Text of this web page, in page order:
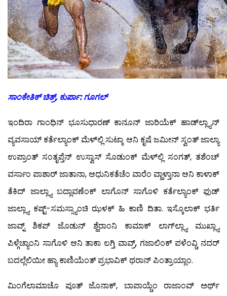
ಸಾಂಕೇತಿಕ್ ಚಿತ್ರ್, ಕುರ್ಪಾ: ಗೂಗಲ್
ಇಂದಿರಾ ಗಾಂಧಿನ್ ಭೂಸುಧಾರಣ್ ಕಾನೂನ್ ಜಾರಿಯೆಕ್ ಹಾಡ್‍ಲ್ಲ್ಯಾನ್
ವ್ಯವಸಾಯ್ ಕರ್ತೆಲ್ಯಾಂಕ್ ಮೆಳ್‍ಲ್ಲಿ ಸುಟ್ಕಾ ಆನಿ ಕೃಷೆ ಜಮೀನ್ ಸ್ವಂತ್ ಜಾಲ್ಯಾ
ಉಪ್ರಾಂತ್ ಸಂತೃಪ್ತೆನ್ ಉಸ್ವಾಸ್ ಸೊಡುಂಕ್ ಮೆಳ್‍ಲ್ಲಿ ಸಂಗತ್, ತಶೆಂಚ್
ವರ್ಸಾಂ ಪಾಶಾರ್ ಜಾತಾನಾ, ಆಧುನಿಕತೆಚೆಂ ವಾರೆಂ ವ್ಹಾಳ್ತಾನಾ ಆನಿ ಕಾಳಾಕ್
ತೆಕಿದ್ ಜಾಲ್ಲ್ಯಾ ಬದ್ಲಾವಣೆಂಕ್ ಲಾಗೊನ್ ಸಾಗೊಳಿ ಕರ್ತೆಲ್ಯಾಂಕ್ ಫುಡ್
ಜಾಲ್ಲ್ಯಾ ಕಷ್ಟ್-ಸಮಸ್ಸ್ಯಾಂಚಿ ಝಳಕ್ ಹಿ ಕಾಣಿ ದಿತಾ. ಇಸ್ಕೊಲಾಕ್ ಭರ್ತಿ
ಜಾವ್ನ್ ಶಿಕಪ್ ಜೊಡುನ್ ಶ್ಹೆರಾಂನಿ ಕಾಮಾಕ್ ಲಾಗ್‍ಲ್ಲ್ಯಾ ಮುಖ್ಲ್ಯಾ
ಪಿಳ್ಗೆಚ್ಯಾಂನಿ ಸಾಗೊಳಿ ಆನಿ ತಾಕಾ ಲಗ್ತಿ ವಾವ್ರ್, ಗಜಾಲಿಂಕ್ ಪಳೆಂವ್ಚಿ ನದರ್
ಬದಲ್ಲೆಲಿಯೀ ಹ್ಯಾ ಕಾಣಿಯೆಂತ್ ಪ್ರಭಾವಿಕ್ ಥರಾನ್ ಪಿಂತ್ರಾಯ್ಲಾಂ.
ಮಿಂಗೆಲಾಮಾಚೊ ಪೂತ್ ಜೊನಾಕ್, ಬಾಪಾಯ್ಚೆಂ ರಾಜಾಂವ್ ಅರ್ಥ್